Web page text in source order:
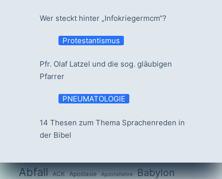
Wer steckt hinter „Infokriegermcm“?
Protestantismus
Pfr. Olaf Latzel und die sog. gläubigen
Pfarrer
PNEUMATOLOGIE
14 Thesen zum Thema Sprachenreden in
der Bibel
Abfall ACK Apostasie Apostellehre Babylon